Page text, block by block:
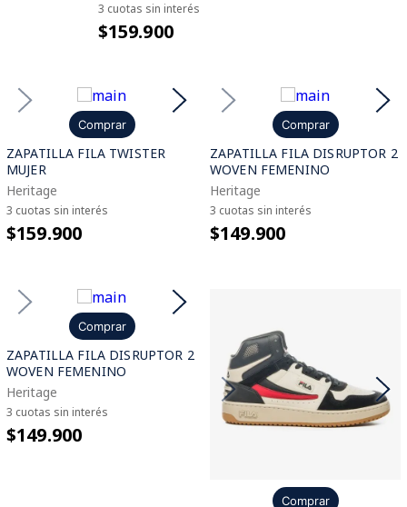
3 cuotas sin interés
$159.900
Comprar
ZAPATILLA FILA TWISTER
MUJER
Heritage
3 cuotas sin interés
$159.900
Comprar
ZAPATILLA FILA DISRUPTOR 2
WOVEN FEMENINO
Heritage
3 cuotas sin interés
$149.900
Comprar
ZAPATILLA FILA DISRUPTOR 2
WOVEN FEMENINO
Heritage
3 cuotas sin interés
$149.900
Comprar